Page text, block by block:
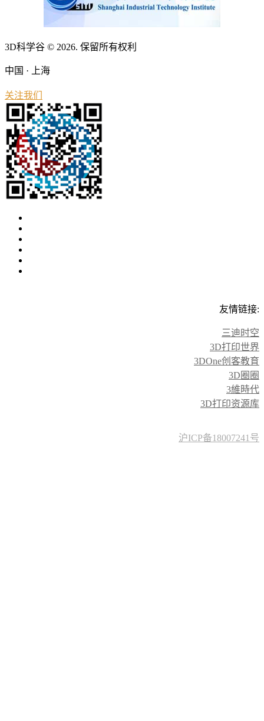
3D科学谷 © 2026. 保留所有权利
中国 · 上海
关注我们
友情链接:
三迪时空
3D打印世界
3DOne创客教育
3D圈圈
3維時代
3D打印资源库
沪ICP备18007241号